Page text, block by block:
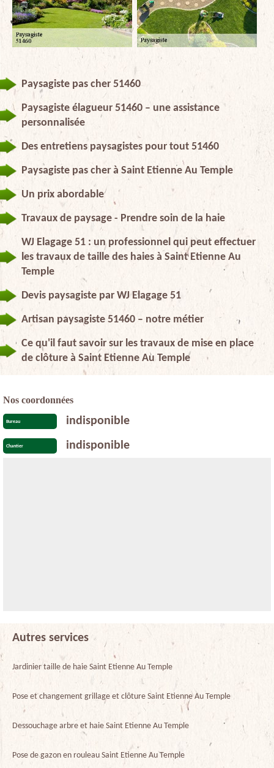
Paysagiste pas cher 51460
Paysagiste élagueur 51460 – une assistance
personnalisée
Des entretiens paysagistes pour tout 51460
Paysagiste pas cher à Saint Etienne Au Temple
Un prix abordable
Travaux de paysage - Prendre soin de la haie
WJ Elagage 51 : un professionnel qui peut effectuer
les travaux de taille des haies à Saint Etienne Au
Temple
Devis paysagiste par WJ Elagage 51
Artisan paysagiste 51460 – notre métier
Ce qu'il faut savoir sur les travaux de mise en place
de clôture à Saint Etienne Au Temple
Nos coordonnées
Bureau indisponible
Chantier indisponible
Autres services
Jardinier taille de haie Saint Etienne Au Temple
Pose et changement grillage et clôture Saint Etienne Au Temple
Dessouchage arbre et haie Saint Etienne Au Temple
Pose de gazon en rouleau Saint Etienne Au Temple